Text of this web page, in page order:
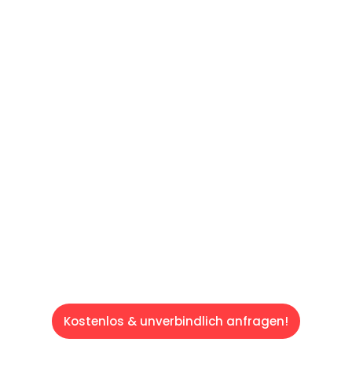
Kostenlos & unverbindlich anfragen!